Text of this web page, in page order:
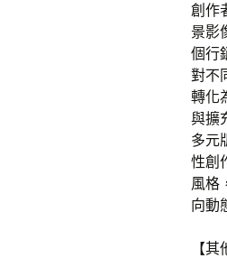
創作
景影
個行
對不
轉化
與擴
多元
性創
風格
向動
【